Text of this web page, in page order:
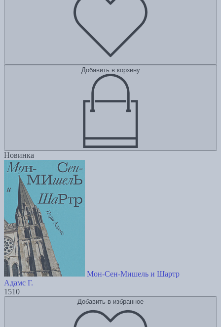
Добавить в корзину
Новинка
Мон-Сен-Мишель и Шартр
Адамс Г.
1510
Добавить в избранное